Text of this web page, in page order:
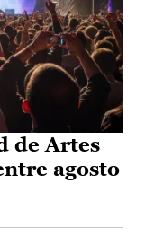
de Artes
agosto